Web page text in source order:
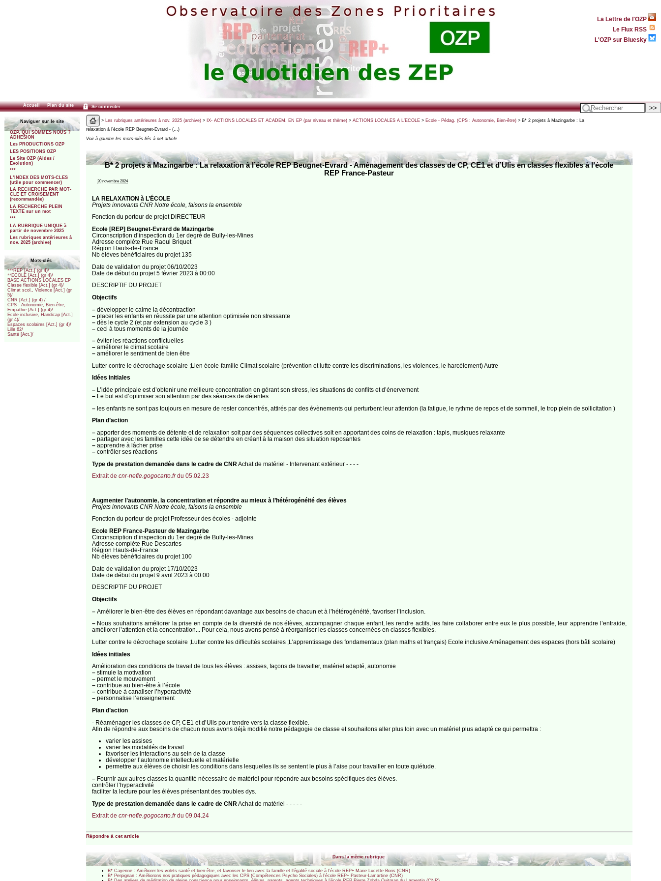
La Lettre de l'OZP
Le Flux RSS
L'OZP sur Bluesky
Accueil Plan du site Se connecter
Naviguer sur le site
OZP. QUI SOMMES NOUS ?
ADHESION
Les PRODUCTIONS OZP
LES POSITIONS OZP
Le Site OZP (Aides /
Evolution)
***
L’INDEX DES MOTS-CLES
(utile pour commencer)
LA RECHERCHE PAR MOT-
CLE ET CROISEMENT
(recommandée)
LA RECHERCHE PLEIN
TEXTE sur un mot
***
LA RUBRIQUE UNIQUE à
partir de novembre 2025
Les rubriques antérieures à
nov. 2025 (archive)
Mots-clés
***REP [Act.] (gr 4)/
**ECOLE [Act.] (gr 4)/
BASE ACTIONS LOCALES EP
Classe flexible [Act.] (gr 4)/
Climat scol., Violence [Act.] (gr
5)/
CNR [Act.] (gr 4) /
CPS : Autonomie, Bien-être,
Empathie [Act.] (gr 4)/
Ecole inclusive, Handicap [Act.]
(gr 4)/
Espaces scolaires [Act.] (gr 4)/
Lille 62/
Santé [Act.]/
> Les rubriques antérieures à nov. 2025 (archive)> IX- ACTIONS LOCALES ET ACADEM. EN EP (par niveau et thème)> ACTIONS LOCALES A L’ECOLE> Ecole - Pédag. (CPS : Autonomie, Bien-être)> B* 2 projets à Mazingarbe : La
relaxation à l’école REP Beugnet-Evrard - (…)
Voir à gauche les mots-clés liés à cet article
B* 2 projets à Mazingarbe : La relaxation à l’école REP Beugnet-Evrard - Aménagement des classes de CP, CE1 et d’Ulis en classes flexibles à l’école
REP France-Pasteur
20 novembre 2024
LA RELAXATION à L’ÉCOLE
Projets innovants CNR Notre école, faisons la ensemble
Fonction du porteur de projet DIRECTEUR
Ecole [REP] Beugnet-Evrard de Mazingarbe
Circonscription d’inspection du 1er degré de Bully-les-Mines
Adresse complète Rue Raoul Briquet
Région Hauts-de-France
Nb élèves bénéficiaires du projet 135
Date de validation du projet 06/10/2023
Date de début du projet 5 février 2023 à 00:00
DESCRIPTIF DU PROJET
Objectifs
–développer le calme la décontraction
–placer les enfants en réussite par une attention optimisée non stressante
–dès le cycle 2 (et par extension au cycle 3 )
–ceci à tous moments de la journée
–éviter les réactions conflictuelles
–améliorer le climat scolaire
–améliorer le sentiment de bien être
Lutter contre le décrochage scolaire ;Lien école-famille Climat scolaire (prévention et lutte contre les discriminations, les violences, le harcèlement) Autre
Idées initiales
–L’idée principale est d’obtenir une meilleure concentration en gérant son stress, les situations de conflits et d’énervement
–Le but est d’optimiser son attention par des séances de détentes
–les enfants ne sont pas toujours en mesure de rester concentrés, attirés par des évènements qui perturbent leur attention (la fatigue, le rythme de repos et de sommeil, le trop plein de sollicitation )
Plan d’action
–apporter des moments de détente et de relaxation soit par des séquences collectives soit en apportant des coins de relaxation : tapis, musiques relaxante
–partager avec les familles cette idée de se détendre en créant à la maison des situation reposantes
–apprendre à lâcher prise
–contrôler ses réactions
Type de prestation demandée dans le cadre de CNR Achat de matériel - Intervenant extérieur - - - -
Extrait de cnr-nefle.gogocarto.frdu 05.02.23
Augmenter l’autonomie, la concentration et répondre au mieux à l’hétérogénéité des élèves
Projets innovants CNR Notre école, faisons la ensemble
Fonction du porteur de projet Professeur des écoles - adjointe
Ecole REP France-Pasteur de Mazingarbe
Circonscription d’inspection du 1er degré de Bully-les-Mines
Adresse complète Rue Descartes
Région Hauts-de-France
Nb élèves bénéficiaires du projet 100
Date de validation du projet 17/10/2023
Date de début du projet 9 avril 2023 à 00:00
DESCRIPTIF DU PROJET
Objectifs
–Améliorer le bien-être des élèves en répondant davantage aux besoins de chacun et à l’hétérogénéité, favoriser l’inclusion.
–Nous souhaitons améliorer la prise en compte de la diversité de nos élèves, accompagner chaque enfant, les rendre actifs, les faire collaborer entre eux le plus possible, leur apprendre l’entraide,
améliorer l’attention et la concentration... Pour cela, nous avons pensé à réorganiser les classes concernées en classes flexibles.
Lutter contre le décrochage scolaire ;Lutter contre les difficultés scolaires ;L’apprentissage des fondamentaux (plan maths et français) Ecole inclusive Aménagement des espaces (hors bâti scolaire)
Idées initiales
Amélioration des conditions de travail de tous les élèves : assises, façons de travailler, matériel adapté, autonomie
–stimule la motivation
–permet le mouvement
–contribue au bien-être à l’école
–contribue à canaliser l’hyperactivité
–personnalise l’enseignement
Plan d’action
​- Réaménager les classes de CP, CE1 et d’Ulis pour tendre vers la classe flexible.
Afin de répondre aux besoins de chacun nous avons déjà modifié notre pédagogie de classe et souhaitons aller plus loin avec un matériel plus adapté ce qui permettra :
varier les assises
varier les modalités de travail
favoriser les interactions au sein de la classe
développer l’autonomie intellectuelle et matérielle
permettre aux élèves de choisir les conditions dans lesquelles ils se sentent le plus à l’aise pour travailler en toute quiétude.
–Fournir aux autres classes la quantité nécessaire de matériel pour répondre aux besoins spécifiques des élèves.
contrôler l’hyperactivité
faciliter la lecture pour les élèves présentant des troubles dys.
Type de prestation demandée dans le cadre de CNR Achat de matériel - - - - -
Extrait de cnr-nefle.gogocarto.frdu 09.04.24
Répondre à cet article
Dans la même rubrique
B* Cayenne : Améliorer les volets santé et bien-être, et favoriser le lien avec la famille et l’égalité sociale à l’école REP+ Marie Lucette Boris (CNR)
B* Perpignan : Améliorons nos pratiques pédagogiques avec les CPS (Compétences Psycho Sociales) à l’école REP+ Pasteur-Lamartine (CNR)